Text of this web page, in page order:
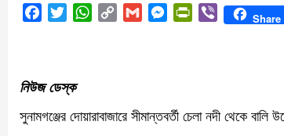
Facebook
TwitterWhatsApp
Copy
Gmail MessengerPrintFriendly
Viber Share
নিউজ ডেস্ক
সুনামগঞ্জের দোয়ারাবাজারে সীমান্তবর্তী চেলা নদী থেকে